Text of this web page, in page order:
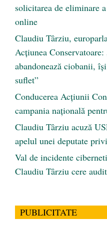
solicitarea de eliminare
online
Claudiu Târziu,
Acțiunea
abandonează ciobanii,
suflet”
Conducerea Acțiunii
campania națională
Claudiu Târziu acuză
apelul unei deputate
Val de incidente
Claudiu Târziu cere
PUBLICITATE